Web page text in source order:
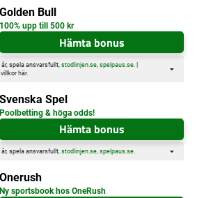
Golden Bull
100% upp till 500 kr
Hämta bonus
spela ansvarsfullt, stodlinjen.se, spelpaus.se. |
villkor här.
Svenska Spel
Poolbetting & höga odds!
Hämta bonus
spela ansvarsfullt, stodlinjen.se, spelpaus.se.
Onerush
Ny sportsbook hos OneRush